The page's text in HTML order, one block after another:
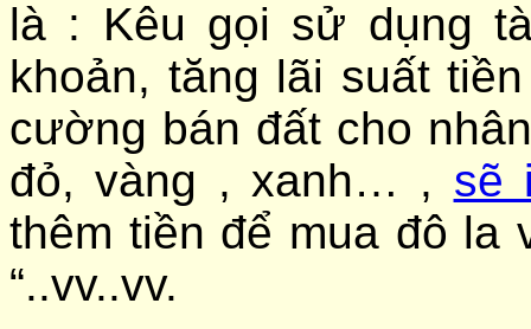
là : Kêu gọi sử dụng
khoản, tăng lãi suất
cường bán đất cho
đỏ, vàng , xanh… , sẽ
thêm tiền để mua đô la
“..vv..vv.